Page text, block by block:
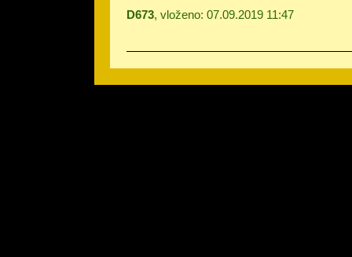
D673, vloženo: 07.09.2019 11:47